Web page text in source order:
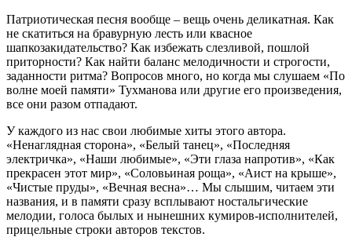
Патриотическая песня вообще – вещь очень деликатная. Как
не скатиться на бравурную лесть или квасное
шапкозакидательство? Как избежать слезливой, пошлой
приторности? Как найти баланс мелодичности и строгости,
заданности ритма? Вопросов много, но когда мы слушаем «По
волне моей памяти» Тухманова или другие его произведения,
все они разом отпадают.
У каждого из нас свои любимые хиты этого автора.
«Ненаглядная сторона», «Белый танец», «Последняя
электричка», «Наши любимые», «Эти глаза напротив», «Как
прекрасен этот мир», «Соловьиная роща», «Аист на крыше»,
«Чистые пруды», «Вечная весна»… Мы слышим, читаем эти
названия, и в памяти сразу всплывают ностальгические
мелодии, голоса былых и нынешних кумиров-исполнителей,
прицельные строки авторов текстов.